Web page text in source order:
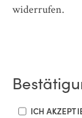
widerrufen.
ICH